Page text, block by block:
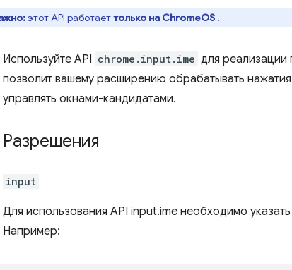
этот API работаеттолько на ChromeOS .
Используйте API chrome.input.ime для реализации
позволит вашему расширению обрабатывать
управлять окнами-кандидатами.
Разрешения
input
Для использования API input.ime необходимо
Например: